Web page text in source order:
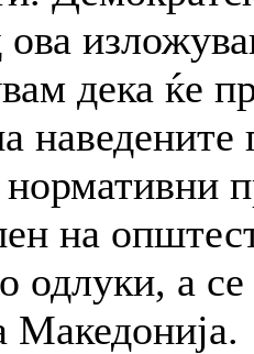
ова
дека ќе
на
одлуки, а се
Македонија.